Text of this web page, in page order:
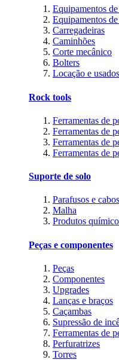
Equipamentos
Equipamentos
Carregadeiras
Caminhões
Corte mecânico
Bolters
Locação e usados
Rock tools
Ferramentas de
Ferramentas de
Ferramentas de
Ferramentas de
Suporte de solo
Parafusos e cabos
Malha
Produtos
Peças e componentes
Peças
Componentes
Upgrades
Lanças e braços
Caçambas
Supressão de
Ferramentas de
Perfuratrizes
Torres